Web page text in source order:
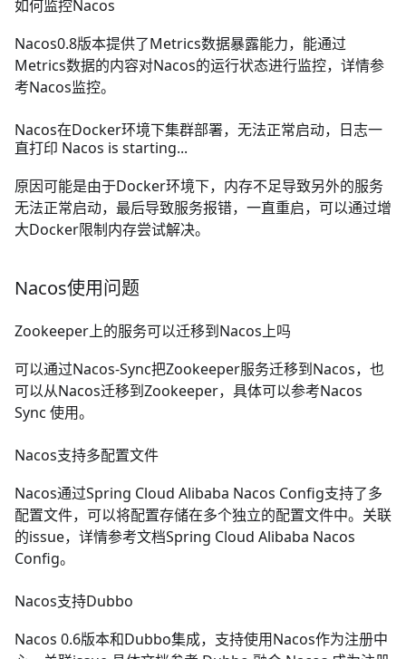
如何监控Nacos
Nacos0.8版本提供了Metrics数据暴露能力，能通过
Metrics数据的内容对Nacos的运行状态进行监控，详情参
考Nacos监控。
Nacos在Docker环境下集群部署，无法正常启动，日志一
直打印 Nacos is starting...
原因可能是由于Docker环境下，内存不足导致另外的服务
无法正常启动，最后导致服务报错，一直重启，可以通过增
大Docker限制内存尝试解决。
Nacos使用问题
Zookeeper上的服务可以迁移到Nacos上吗
可以通过Nacos-Sync把Zookeeper服务迁移到Nacos，也
可以从Nacos迁移到Zookeeper，具体可以参考Nacos
Sync 使用。
Nacos支持多配置文件
Nacos通过Spring Cloud Alibaba Nacos Config支持了多
配置文件，可以将配置存储在多个独立的配置文件中。关联
的issue，详情参考文档Spring Cloud Alibaba Nacos
Config。
Nacos支持Dubbo
Nacos 0.6版本和Dubbo集成，支持使用Nacos作为注册中